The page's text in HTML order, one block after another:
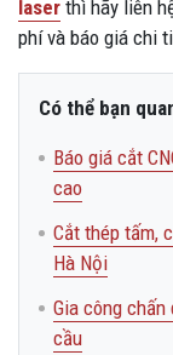
laser thì hãy liên
phí và báo giá chi
Có thể bạn
Báo giá cắt
cao
Cắt thép tấm,
Hà Nội
Gia công
cầu